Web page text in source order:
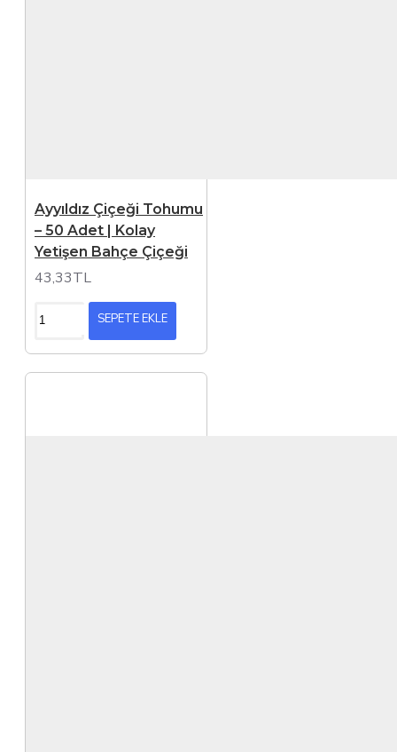
Ayyıldız Çiçeği Tohumu
– 50 Adet | Kolay
Yetişen Bahçe Çiçeği
43,33TL
SEPETE EKLE